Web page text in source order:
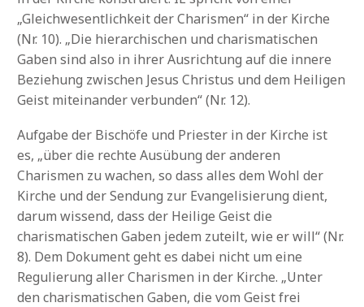
„Gleichwesentlichkeit der Charismen“ in der Kirche
(Nr. 10). „Die hierarchischen und charismatischen
Gaben sind also in ihrer Ausrichtung auf die innere
Beziehung zwischen Jesus Christus und dem Heiligen
Geist miteinander verbunden“ (Nr. 12).
Aufgabe der Bischöfe und Priester in der Kirche ist
es, „über die rechte Ausübung der anderen
Charismen zu wachen, so dass alles dem Wohl der
Kirche und der Sendung zur Evangelisierung dient,
darum wissend, dass der Heilige Geist die
charismatischen Gaben jedem zuteilt, wie er will“ (Nr.
8). Dem Dokument geht es dabei nicht um eine
Regulierung aller Charismen in der Kirche. „Unter
den charismatischen Gaben, die vom Geist frei